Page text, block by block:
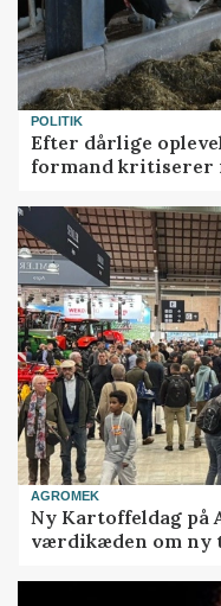
POLITIK
Efter dårlige
formand kritiserer
AGROMEK
Ny Kartoffeldag på
værdikæden om ny